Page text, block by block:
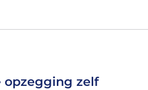
opzegging zelf